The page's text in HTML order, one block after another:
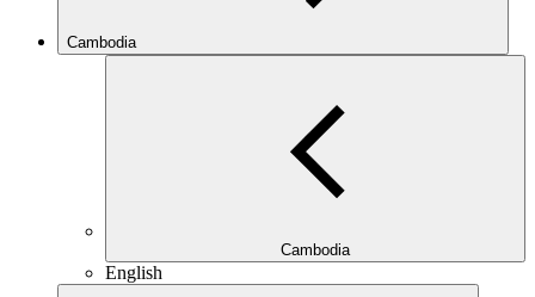
Cambodia
Cambodia
English